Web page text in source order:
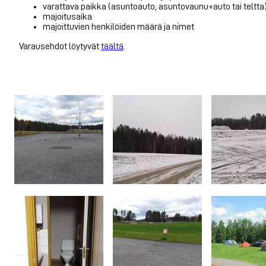
varattava paikka (asuntoauto, asuntovaunu+auto tai
majoitusaika
majoittuvien henkilöiden määrä ja nimet
Varausehdot löytyvättäältä